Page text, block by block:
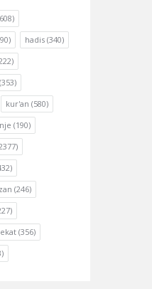
hadis (340)
(353)
kur'an (580)
(190)
(246)
(356)